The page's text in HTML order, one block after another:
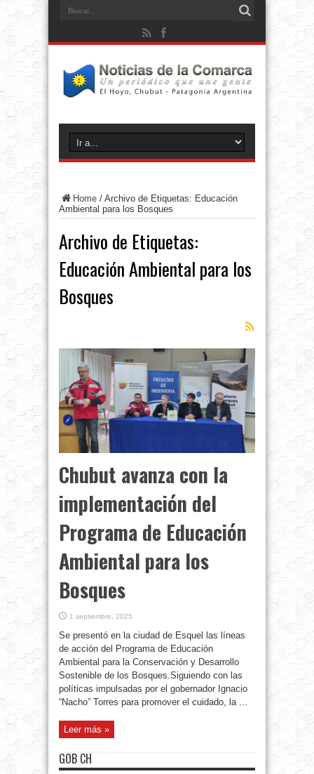
Home / Archivo de Etiquetas: Educación
Ambiental para los Bosques
Archivo de Etiquetas:
Educación Ambiental para los
Bosques
Chubut avanza con la
implementación del
Programa de Educación
Ambiental para los
Bosques
1 septiembre, 2025
Se presentó en la ciudad de Esquel las líneas
de acción del Programa de Educación
Ambiental para la Conservación y Desarrollo
Sostenible de los Bosques.Siguiendo con las
políticas impulsadas por el gobernador Ignacio
“Nacho” Torres para promover el cuidado, la ...
Leer más »
GOB CH